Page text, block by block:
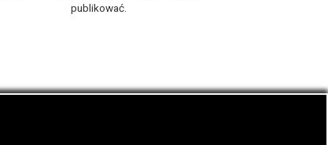
publikować.
trawką i konopi cbd.